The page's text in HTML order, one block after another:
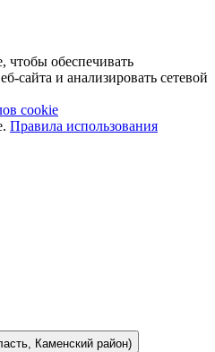
обеспечивать
сайта и анализировать сетевой
cookie
Правила использования
Каменский район)